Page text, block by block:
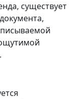
существует